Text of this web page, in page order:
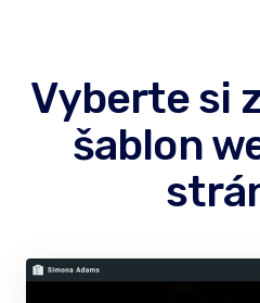
Vyberte si
šablon